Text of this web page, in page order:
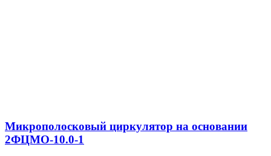
Микрополосковый циркулятор на основании
2ФЦМО-10.0-1